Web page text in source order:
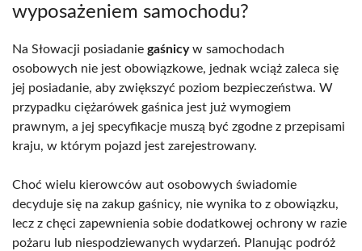
wyposażeniem samochodu?
Na Słowacji posiadanie gaśnicyw samochodach
osobowych nie jest obowiązkowe, jednak wciąż zaleca się
jej posiadanie, aby zwiększyć poziom bezpieczeństwa. W
przypadku ciężarówek gaśnica jest już wymogiem
prawnym, a jej specyfikacje muszą być zgodne z przepisami
kraju, w którym pojazd jest zarejestrowany.
Choć wielu kierowców aut osobowych świadomie
decyduje się na zakup gaśnicy, nie wynika to z obowiązku,
lecz z chęci zapewnienia sobie dodatkowej ochrony w razie
pożaru lub niespodziewanych wydarzeń. Planując podróż